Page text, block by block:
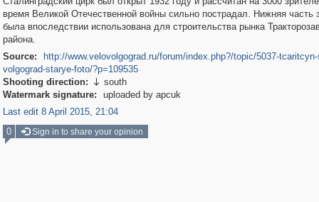
время Великой Отечественной войны сильно пострадал. Нижняя часть
была впоследствии использована для строительства рынка
района.
Source:
http://www.velovolgograd.ru/forum/index.php?/topic/5037-
volgograd-starye-foto/?p=109535
Shooting direction:  south
Watermark signature:
uploaded by apcuk
Last edit 8 April 2015, 21:04
0
Sign in to share your opinion